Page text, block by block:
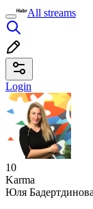
All streams
Login
10
Karma
Юля Бадертдинова